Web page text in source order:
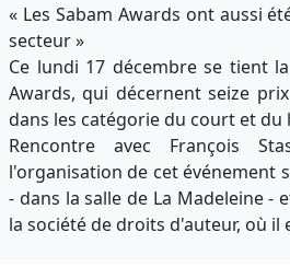
« Les Sabam Awards ont aussi
secteur »
Ce lundi 17 décembre se tient
Awards, qui décernent seize
dans les catégorie du court et du
Rencontre avec François
l'organisation de cet événement
- dans la salle de La Madeleine -
la société de droits d'auteur, où il